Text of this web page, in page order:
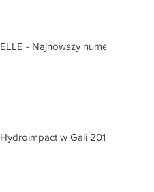
ELLE - Najnowszy numer!
Hydroimpact w Gali 2018